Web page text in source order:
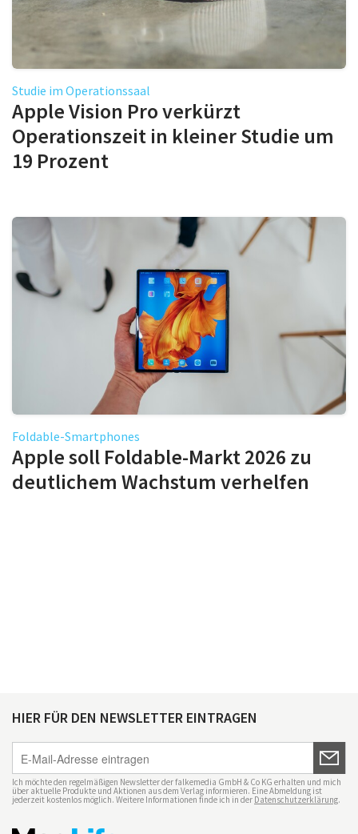
Studie im Operationssaal
Apple Vision Pro verkürzt
Operationszeit in kleiner Studie um
19 Prozent
Foldable-Smartphones
Apple soll Foldable-Markt 2026 zu
deutlichem Wachstum verhelfen
HIER FÜR DEN NEWSLETTER EINTRAGEN
Ich möchte den regelmäßigen Newsletter der falkemedia GmbH & Co KG erhalten und mich
über aktuelle Produkte und Aktionen aus dem Verlag informieren. Eine Abmeldung ist
jederzeit kostenlos möglich. Weitere Informationen finde ich in der Datenschutzerklärung.